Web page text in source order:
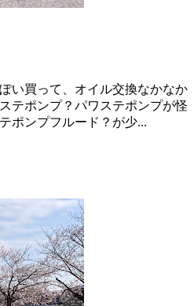
い買って、オイル交換なかなか
テポンプ？パワステポンプが怪
ポンプフルード？が少...